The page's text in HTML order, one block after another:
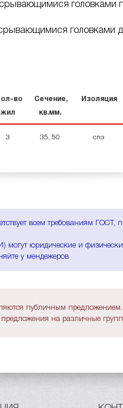
головками
головками
во
жил
Сечение,
кв.мм.
Изоляция
3 35, 50 спэ
всем требованиям ГОСТ,
юридические и
у мендежеров
публичным
на различные